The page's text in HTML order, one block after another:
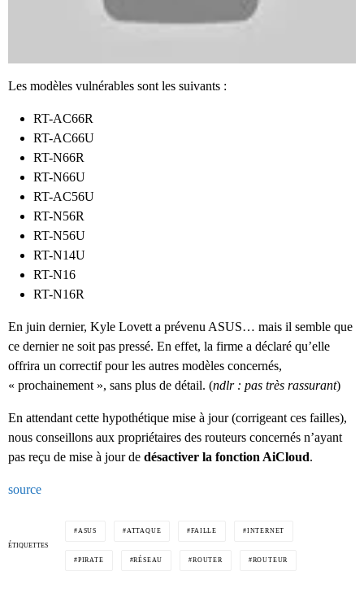
Les modèles vulnérables sont les suivants :
RT-AC66R
RT-AC66U
RT-N66R
RT-N66U
RT-AC56U
RT-N56R
RT-N56U
RT-N14U
RT-N16
RT-N16R
En juin dernier, Kyle Lovett a prévenu ASUS… mais il semble que
ce dernier ne soit pas pressé. En effet, la firme a déclaré qu’elle
offrira un correctif pour les autres modèles concernés,
« prochainement », sans plus de détail. (ndlr : pas très rassurant)
En attendant cette hypothétique mise à jour (corrigeant ces failles),
nous conseillons aux propriétaires des routeurs concernés n’ayant
pas reçu de mise à jour de désactiver la fonction AiCloud.
source
ÉTIQUETTES
ASUS ATTAQUE FAILLE INTERNET
PIRATE RÉSEAU ROUTER ROUTEUR